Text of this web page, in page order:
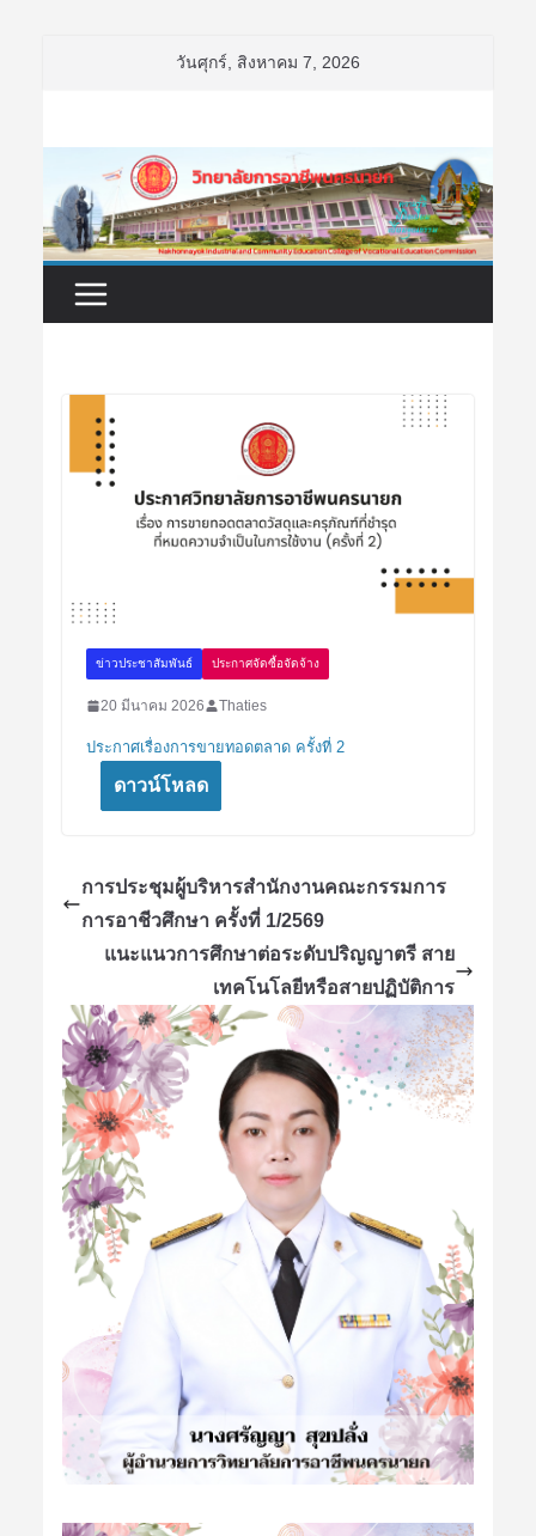
วันศุกร์, สิงหาคม 7, 2026
ข่าวประชาสัมพันธ์ ประกาศจัดซื้อจัดจ้าง
20 มีนาคม 2026 Thaties
ประกาศเรื่องการขายทอดตลาด ครั้งที่ 2
ดาวน์โหลด
การประชุมผู้บริหารสำนักงานคณะกรรมการ
การอาชีวศึกษา ครั้งที่ 1/2569
แนะแนวการศึกษาต่อระดับปริญญาตรี สาย
เทคโนโลยีหรือสายปฏิบัติการ